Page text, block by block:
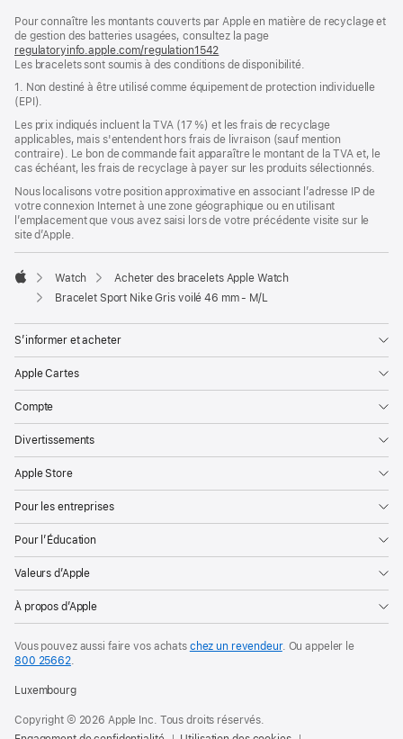
une
nouvelle
fenêtre)
Pour connaître les montants couverts par Apple en matière de recyclage et
de gestion des batteries usagées, consultez la page
regulatoryinfo.apple.com/regulation1542
dans
nouvelle
Les bracelets sont soumis à des conditions de disponibilité.
1. Non destiné à être utilisé comme équipement de protection individuelle
(EPI).
Les prix indiqués incluent la TVA (17 %) et les frais de recyclage
applicables, mais s'entendent hors frais de livraison (sauf mention
contraire). Le bon de commande fait apparaître le montant de la TVA et, le
cas échéant, les frais de recyclage à payer sur les produits sélectionnés.
Nous localisons votre position approximative en associant l’adresse IP de
votre connexion Internet à une zone géographique ou en utilisant
l’emplacement que vous avez saisi lors de votre précédente visite sur le
site d’Apple.
Apple
Watch
Acheter des bracelets Apple Watch
Bracelet Sport Nike Gris voilé 46 mm - M/L
S’informer et acheter
Apple Cartes
Compte
Divertissements
Apple Store
Pour les entreprises
Pour l’Éducation
Valeurs d’Apple
À propos d’Apple
Vous pouvez aussi faire vos achats chez un revendeur. Ou appeler le
800 25662.
Luxembourg
Copyright © 2026 Apple Inc. Tous droits réservés.